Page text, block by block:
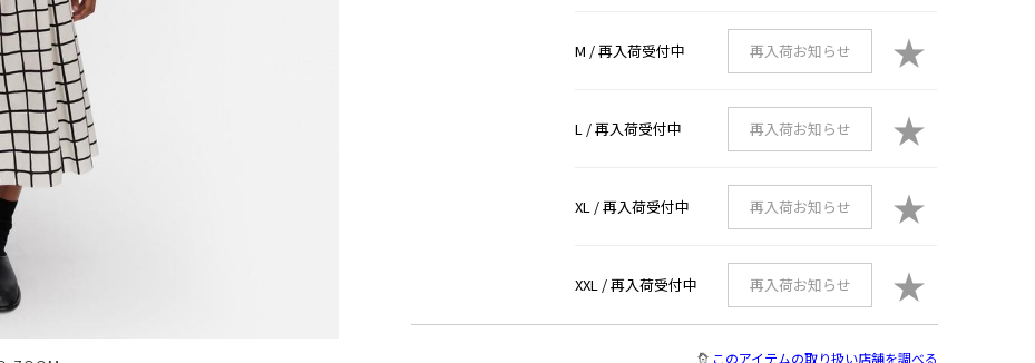
M /再入荷受付中 再入荷お知らせ ★
L /再入荷受付中 再入荷お知らせ ★
XL /再入荷受付中 再入荷お知らせ ★
XXL /再入荷受付中 再入荷お知らせ ★
このアイテムの取り扱い店舗を調べる